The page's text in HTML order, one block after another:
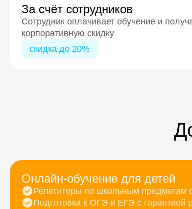
За счёт сотрудников
Сотрудник оплачивает обучение и
корпоративную скидку
скидка до 20%
Онлайн-обучение для детей
Репетиторы по школьным предметам
Подготовка к ОГЭ и ЕГЭ с гарантией